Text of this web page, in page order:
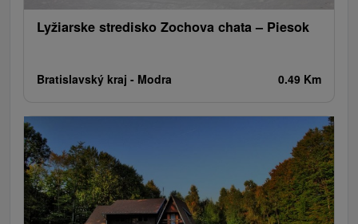
Lyžiarske stredisko Zochova chata – Piesok
Bratislavský kraj - Modra 0.49 Km